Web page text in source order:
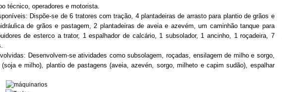
operadores e motorista.
Dispõe-se de 6 tratores com tração, 4 plantadeiras de arrasto para plantio de grãos e
de grãos e pastagem, 2 plantadeiras de aveia e azevém, um caminhão tanque para
de esterco a trator, 1 espalhador de calcário, 1 subsolador, 1 ancinho, 1 roçadeira, 7
Desenvolvem-se atividades como subsolagem, roçadas, ensilagem de milho e sorgo,
e milho), plantio de pastagens (aveia, azevén, sorgo, milheto e capim sudão), espalhar